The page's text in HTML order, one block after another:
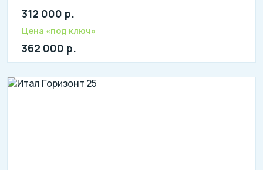
Количество человек: 6-10
литров в сутки: 2200
312 000 р.
Цена «под ключ»
362 000 р.